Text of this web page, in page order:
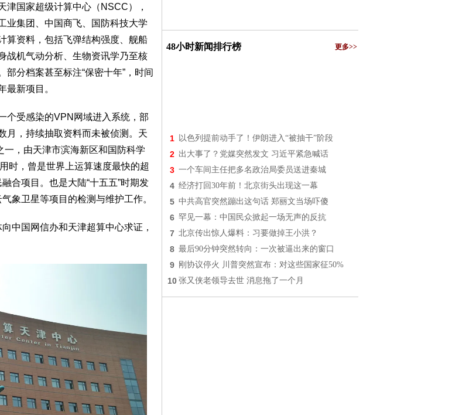
津国家超级计算中心（NSCC），
业集团、中国商飞、国防科技大学
算资料，包括飞弹结构强度、舰船
战机气动分析、生物资讯学乃至核
部分档案甚至标注“保密十年”，时间
最新项目。
个受感染的VPN网域进入系统，部
月，持续抽取资料而未被侦测。天
，由天津市滨海新区和国防科学
时，曾是世界上运算速度最快的超
合项目。也是大陆“十五五”时期发
象卫星等项目的检测与维护工作。
中国网信办和天津超算中心求证，
48小时新闻排行榜 更多>>
1 以色列提前动手了！伊朗进入“被抽干”阶段
2 出大事了？党媒突然发文 习近平紧急喊话
3 一个车间主任把多名政治局委员送进秦城
4 经济打回30年前！北京街头出现这一幕
5 中共高官突然蹦出这句话 郑丽文当场吓傻
6 罕见一幕：中国民众掀起一场无声的反抗
7 北京传出惊人爆料：习要做掉王小洪？
8 最后90分钟突然转向：一次被逼出来的窗口
9 刚协议停火 川普突然宣布：对这些国家征50%
10 张又侠老领导去世 消息拖了一个月